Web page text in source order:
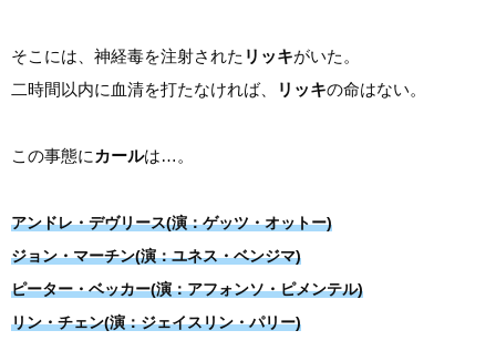
そこには、神経毒を注射された リッキがいた。
二時間以内に血清を打たなければ、
リッキの命はない。
この事態に カールは…。
アンドレ・デヴリース(演：ゲッツ・オットー)
ジョン・マーチン(演：ユネス・ベンジマ)
ピーター・ベッカー(演：アフォンソ・ピメンテル)
リン・チェン(演：ジェイスリン・パリー)